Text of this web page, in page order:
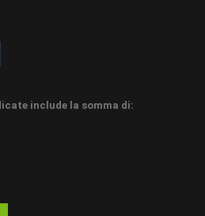
di circa 6 giorni lavorativi) E'
qui sotto se già presenti in
oppure nella categoria
homepage.
una campionatura cliccando
campionatura nei dettagli
grazie ad un altezza di quasi 14
include la somma di: